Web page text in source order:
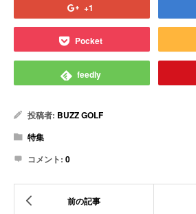
+1
Pocket
feedly
投稿者: BUZZ GOLF
特集
コメント: 0